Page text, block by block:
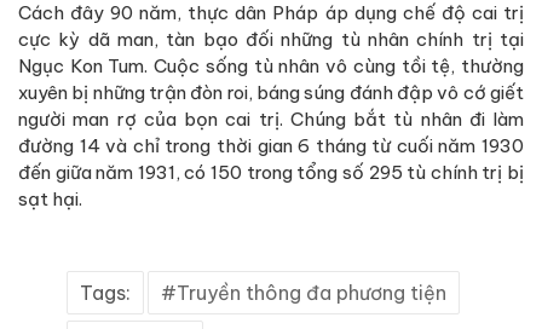
Cách đây 90 năm, thực dân Pháp áp dụng chế độ cai trị
cực kỳ dã man, tàn bạo đối những tù nhân chính trị tại
Ngục Kon Tum. Cuộc sống tù nhân vô cùng tồi tệ, thường
xuyên bị những trận đòn roi, báng súng đánh đập vô cớ giết
người man rợ của bọn cai trị. Chúng bắt tù nhân đi làm
đường 14 và chỉ trong thời gian 6 tháng từ cuối năm 1930
đến giữa năm 1931, có 150 trong tổng số 295 tù chính trị bị
sạt hại.
Tags: Truyền thông đa phương tiện